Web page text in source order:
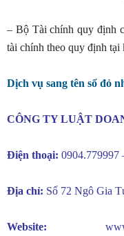
– Bộ Tài chính quy định
tài chính theo quy định tại
Dịch vụ sang tên sổ đỏ
CÔNG TY LUẬT
Điện thoại: 0904.779997
Địa chỉ: Số 72 Ngô Gia
Website: